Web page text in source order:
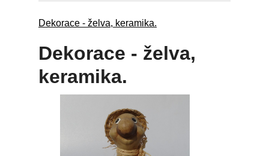
Dekorace - želva, keramika.
Dekorace - želva,
keramika.